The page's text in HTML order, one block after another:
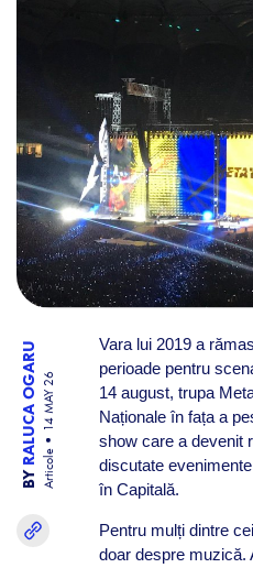
BY
RALUCA OGARU
Articole
14 MAY 26
Vara lui 2019 a
perioade pentru
14 august, trupa
Naționale în fața a
show care a devenit
discutate
în Capitală.
Pentru mulți dintre
doar despre muzică.